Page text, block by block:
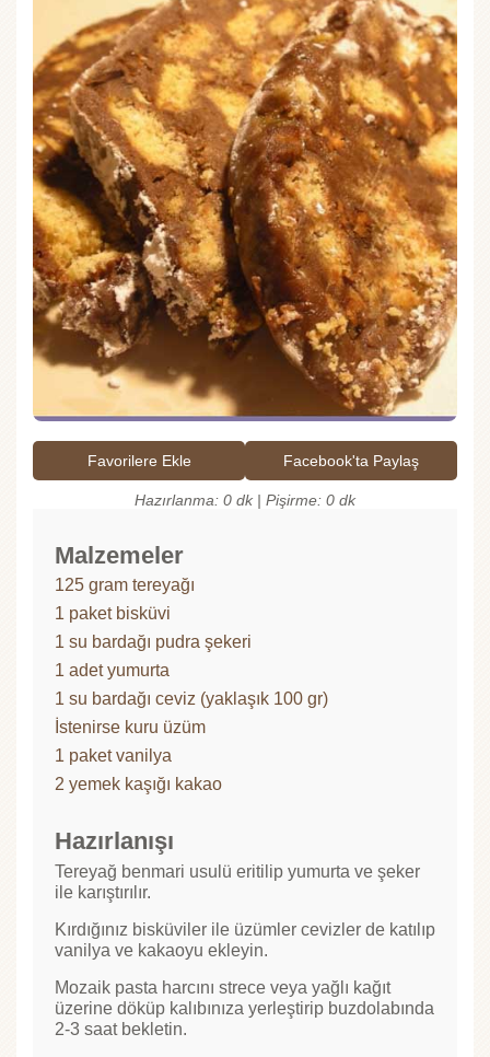
Favorilere Ekle Facebook'ta Paylaş
Hazırlanma: 0 dk | Pişirme: 0 dk
Malzemeler
125 gram tereyağı
1 paket bisküvi
1 su bardağı pudra şekeri
1 adet yumurta
1 su bardağı ceviz (yaklaşık 100 gr)
İstenirse kuru üzüm
1 paket vanilya
2 yemek kaşığı kakao
Hazırlanışı
Tereyağ benmari usulü eritilip yumurta ve şeker
ile karıştırılır.
Kırdığınız bisküviler ile üzümler cevizler de katılıp
vanilya ve kakaoyu ekleyin.
Mozaik pasta harcını strece veya yağlı kağıt
üzerine döküp kalıbınıza yerleştirip buzdolabında
2-3 saat bekletin.